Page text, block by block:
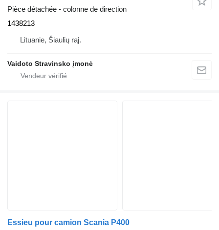
Pièce détachée - colonne de direction
1438213
Lituanie, Šiaulių raj.
Vaidoto Stravinsko įmonė
Essieu pour camion Scania P400